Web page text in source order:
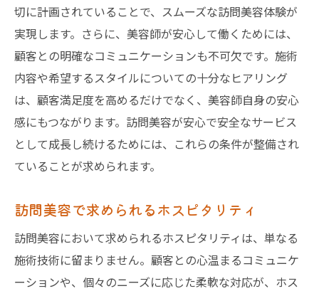
切に計画されていることで、スムーズな訪問美容体験が
実現します。さらに、美容師が安心して働くためには、
顧客との明確なコミュニケーションも不可欠です。施術
内容や希望するスタイルについての十分なヒアリング
は、顧客満足度を高めるだけでなく、美容師自身の安心
感にもつながります。訪問美容が安心で安全なサービス
として成長し続けるためには、これらの条件が整備され
ていることが求められます。
訪問美容で求められるホスピタリティ
訪問美容において求められるホスピタリティは、単なる
施術技術に留まりません。顧客との心温まるコミュニケ
ーションや、個々のニーズに応じた柔軟な対応が、ホス